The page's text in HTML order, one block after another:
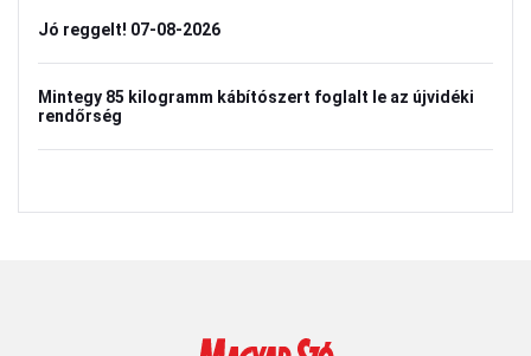
Jó reggelt! 07-08-2026
Mintegy 85 kilogramm kábítószert foglalt le az újvidéki
rendőrség